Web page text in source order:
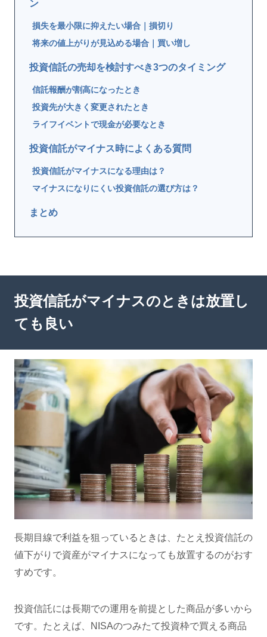
ン
損失を最小限に抑えたい場合｜損切り
将来の値上がりが見込める場合｜買い増し
投資信託の売却を検討すべき3つのタイミング
信託報酬が割高になったとき
投資先が大きく変更されたとき
ライフイベントで現金が必要なとき
投資信託がマイナス時によくある質問
投資信託がマイナスになる理由は？
マイナスになりにくい投資信託の選び方は？
まとめ
投資信託がマイナスのときは放置し
ても良い
長期目線で利益を狙っているときは、たとえ投資信託の
値下がりで資産がマイナスになっても放置するのがおす
すめです。
投資信託には長期での運用を前提とした商品が多いから
です。たとえば、NISAのつみたて投資枠で買える商品